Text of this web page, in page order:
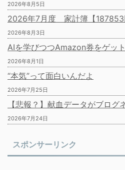
2026年8月5日
2026年7月度 家計簿【187853
2026年8月3日
AIを学びつつAmazon券をゲッ
2026年8月1日
“本気”って面白いんだよ
2026年7月25日
【悲報？】献血データがブログ
2026年7月24日
スポンサーリンク